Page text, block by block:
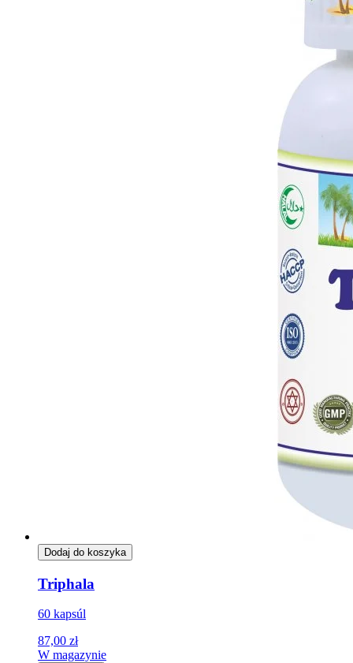
Dodaj do koszyka
Triphala
60 kapsúl
87,00 zł
W magazynie